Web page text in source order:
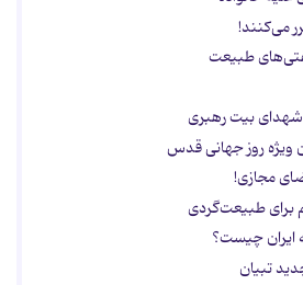
می‌کنند!
طبیعت
شهدای بیت رهبری
روز جهانی قدس
مجازی!
ایران چیست؟
تبیان